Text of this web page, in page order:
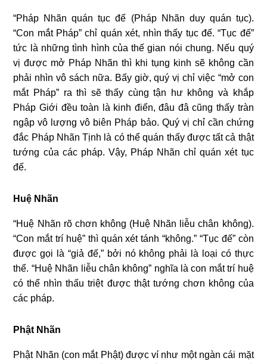
“Pháp Nhãn quán tục đế (Pháp Nhãn duy quán tục).
“Con mắt Pháp” chỉ quán xét, nhìn thấy tục đế. “Tục đế”
tức là những tình hình của thế gian nói chung. Nếu quý
vị được mở Pháp Nhãn thì khi tụng kinh sẽ không cần
phải nhìn vô sách nữa. Bấy giờ, quý vị chỉ việc “mở con
mắt Pháp” ra thì sẽ thấy cùng tận hư không và khắp
Pháp Giới đều toàn là kinh điển, đâu đâ cũng thấy tràn
ngập vô lượng vô biên Pháp bảo. Quý vị chỉ cần chứng
đắc Pháp Nhãn Tịnh là có thể quán thấy được tất cả thật
tướng của các pháp. Vậy, Pháp Nhãn chỉ quán xét tục
đế.
Huệ Nhãn
“Huệ Nhãn rõ chơn không (Huệ Nhãn liễu chân không).
“Con mắt trí huệ” thì quán xét tánh “không.” “Tục đế” còn
được gọi là “giả đế,” bởi nó không phải là loại có thực
thể. “Huệ Nhãn liễu chân không” nghĩa là con mắt trí huệ
có thể nhìn thấu triệt được thật tướng chơn không của
các pháp.
Phật Nhãn
Phật Nhãn (con mắt Phật) được ví như một ngàn cái mặt